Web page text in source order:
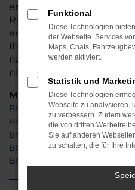
entscheiden, profitieren
Rabatten und einer
entscheidender
Ihren BMW nach dem
nach München liefern.
nicht einmal Ihre eigenen
Modelle
BMW 116 München
BMW 118 München
BMW 318 München
BMW 320 München
BMW 330 München
Funktional
Diese Technologien
der Webseite. Services
Maps, Chats,
werden aktiviert.
Statistik und
Diese Technologien
Webseite zu analysieren,
zu verbessern. Zudem
die von dritten
Sie auf anderen
zu schalten, die für Ihre